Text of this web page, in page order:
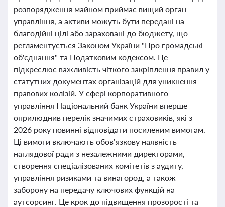
розпорядження майном приймає вищий орган
управління, а активи можуть бути передані на
благодійні цілі або зараховані до бюджету, що
регламентується Законом України "Про громадські
об'єднання" та Податковим кодексом. Це
підкреслює важливість чіткого закріплення правил у
статутних документах організацій для уникнення
правових колізій. У сфері корпоративного
управління Національний банк України вперше
оприлюднив перелік значимих страховиків, які з
2026 року повинні відповідати посиленим вимогам.
Ці вимоги включають обов’язкову наявність
наглядової ради з незалежними директорами,
створення спеціалізованих комітетів з аудиту,
управління ризиками та винагород, а також
заборону на передачу ключових функцій на
аутсорсинг. Це крок до підвищення прозорості та